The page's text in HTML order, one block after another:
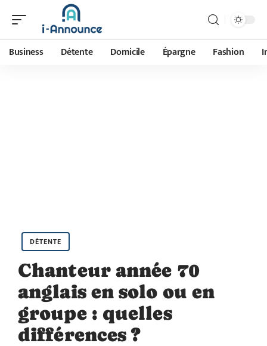
Business Détente Domicile Épargne Fashion
DÉTENTE
Chanteur année 70
anglais en solo ou en
groupe : quelles
différences ?